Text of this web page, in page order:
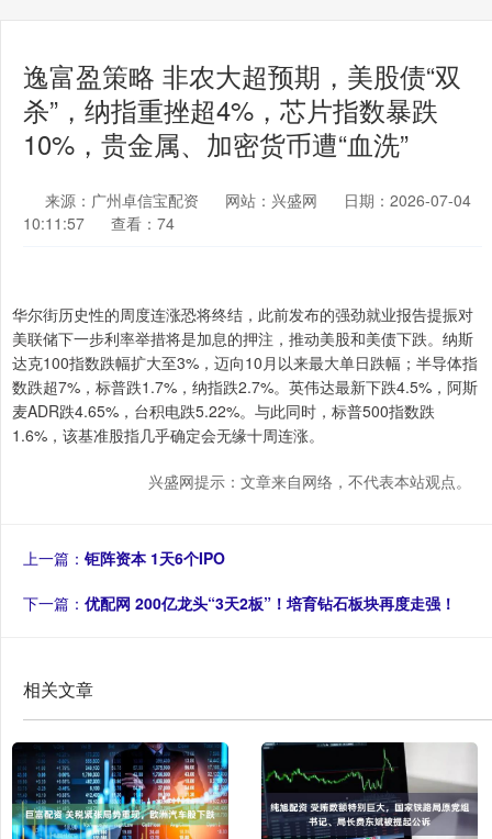
逸富盈策略 非农大超预期，美股债“双
杀”，纳指重挫超4%，芯片指数暴跌
10%，贵金属、加密货币遭“血洗”
来源：广州卓信宝配资 网站：兴盛网
日期：2026-07-04
10:11:57
查看：74
华尔街历史性的周度连涨恐将终结，此前发布的强劲就业报告提振对
美联储下一步利率举措将是加息的押注，推动美股和美债下跌。纳斯
达克100指数跌幅扩大至3%，迈向10月以来最大单日跌幅；半导体指
数跌超7%，标普跌1.7%，纳指跌2.7%。英伟达最新下跌4.5%，阿斯
麦ADR跌4.65%，台积电跌5.22%。与此同时，标普500指数跌
1.6%，该基准股指几乎确定会无缘十周连涨。
兴盛网提示：文章来自网络，不代表本站观点。
上一篇： 钜阵资本 1天6个IPO
下一篇： 优配网 200亿龙头“3天2板”！培育钻石板块再度走强！
相关文章